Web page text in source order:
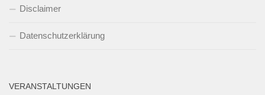
Disclaimer
Datenschutzerklärung
VERANSTALTUNGEN